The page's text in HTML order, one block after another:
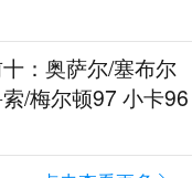
：奥萨尔/塞布尔
/梅尔顿97 小卡96